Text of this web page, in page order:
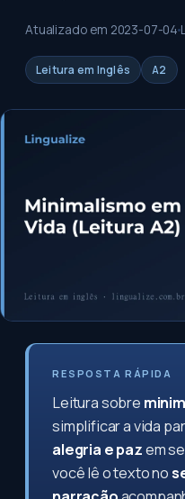
Atualizado em 2023-07-04
Leitura em Inglês A2
RESPOSTA RÁPIDA
Leitura sobre
simplificar a vida
alegria e pazem
você lê o texto no